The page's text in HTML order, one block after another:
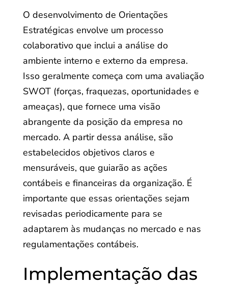
O desenvolvimento de Orientações
Estratégicas envolve um processo
colaborativo que inclui a análise do
ambiente interno e externo da empresa.
Isso geralmente começa com uma avaliação
SWOT (forças, fraquezas, oportunidades e
ameaças), que fornece uma visão
abrangente da posição da empresa no
mercado. A partir dessa análise, são
estabelecidos objetivos claros e
mensuráveis, que guiarão as ações
contábeis e financeiras da organização. É
importante que essas orientações sejam
revisadas periodicamente para se
adaptarem às mudanças no mercado e nas
regulamentações contábeis.
Implementação das